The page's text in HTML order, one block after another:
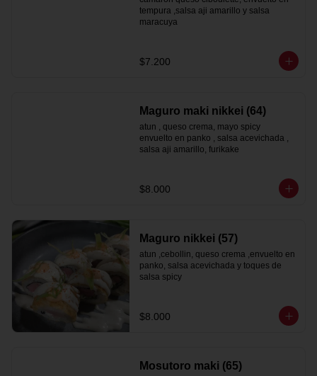
tempura ,salsa aji amarillo y salsa
maracuya
$7.200
Maguro maki nikkei (64)
atun , queso crema, mayo spicy
envuelto en panko , salsa acevichada ,
salsa aji amarillo, furikake
$8.000
Maguro nikkei (57)
atun ,cebollin, queso crema ,envuelto en
panko, salsa acevichada y toques de
salsa spicy
$8.000
Mosutoro maki (65)